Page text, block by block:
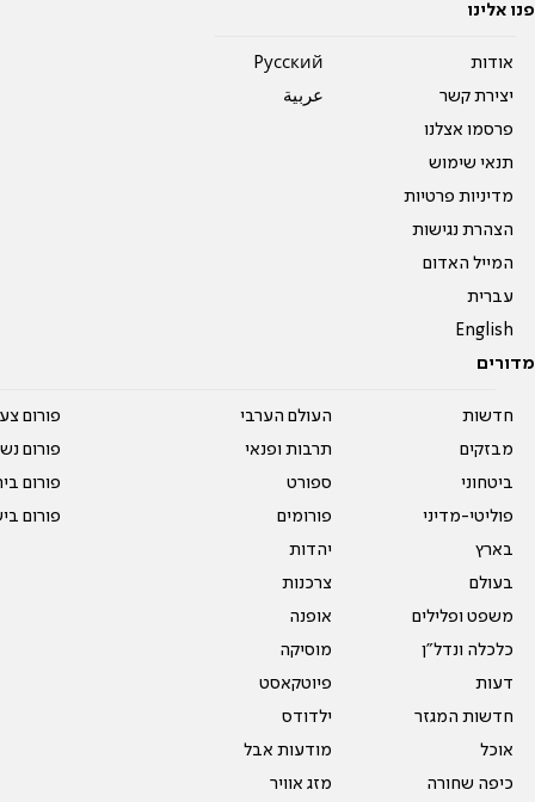
פנו אלינו
אודות
יצירת קשר
פרסמו אצלנו
תנאי שימוש
מדיניות פרטיות
הצהרת נגישות
המייל האדום
עברית
English
Pусский
عربية
מדורים
חדשות
מבזקים
ביטחוני
פוליטי-מדיני
בארץ
בעולם
משפט ופלילים
כלכלה ונדל"ן
דעות
חדשות המגזר
אוכל
כיפה שחורה
העולם הערבי
תרבות ופנאי
ספורט
פורומים
יהדות
צרכנות
אופנה
מוסיקה
פיוטקאסט
ילדודס
מודעות אבל
מזג אוויר
פורום
פורום
פורום
פורום